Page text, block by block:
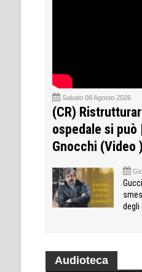
Sabato 08 Agosto 2026
(CR)
ospedale si può
Gnocchi (Video )
degli
Audioteca